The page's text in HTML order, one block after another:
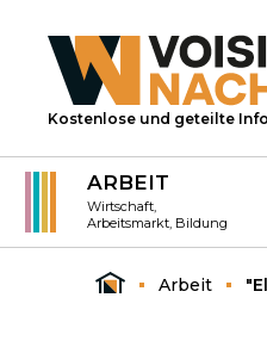
Kostenlose und geteilte
ARBEIT
Wirtschaft,
Arbeitsmarkt, Bildung
Arbeit